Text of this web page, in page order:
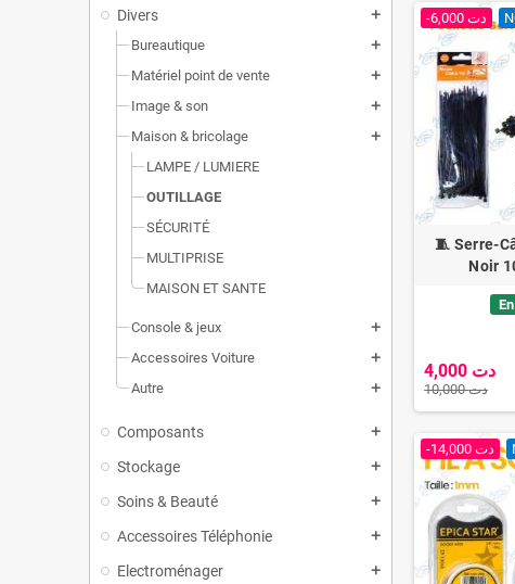
Divers add
Bureautique add
Matériel point de vente add
Image & son add
Maison & bricolage add
LAMPE / LUMIERE
OUTILLAGE
SÉCURITÉ
MULTIPRISE
MAISON ET SANTE
Console & jeux add
Accessoires Voiture add
Autre add
Composants add
Stockage add
Soins & Beauté add
Accessoires Téléphonie add
Electroménager add
-6,000 دت
🧵 Serre-
Noir
4,000 دت
10,000 دت
-14,000 دت